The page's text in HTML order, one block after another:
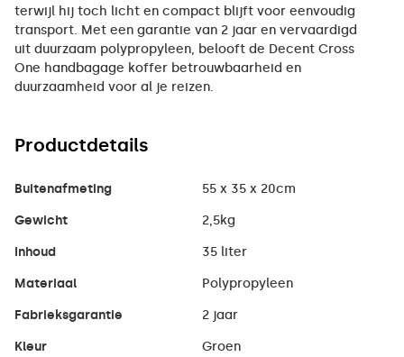
terwijl hij toch licht en compact blijft voor eenvoudig
transport. Met een garantie van 2 jaar en vervaardigd
uit duurzaam polypropyleen, belooft de Decent Cross
One handbagage koffer betrouwbaarheid en
duurzaamheid voor al je reizen.
Productdetails
Buitenafmeting 55 x 35 x 20cm
Gewicht 2,5kg
Inhoud 35 liter
Materiaal Polypropyleen
Fabrieksgarantie 2 jaar
Kleur Groen